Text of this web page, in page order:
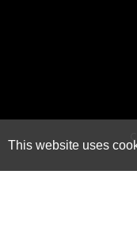
This website uses